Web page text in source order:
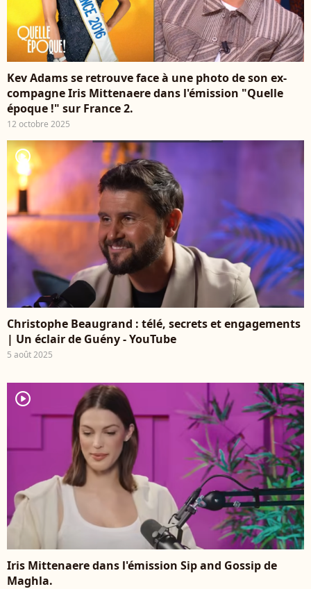
Kev Adams se retrouve face à une photo de son ex-
compagne Iris Mittenaere dans l'émission "Quelle
époque !" sur France 2.
12 octobre 2025
player2
Christophe Beaugrand : télé, secrets et engagements
| Un éclair de Guény - YouTube
5 août 2025
player2
Iris Mittenaere dans l'émission Sip and Gossip de
Maghla.